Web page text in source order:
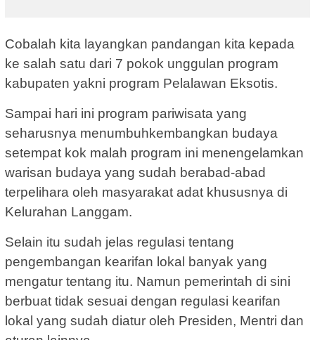
Cobalah kita layangkan pandangan kita kepada
ke salah satu dari 7 pokok unggulan program
kabupaten yakni program Pelalawan Eksotis.
Sampai hari ini program pariwisata yang
seharusnya menumbuhkembangkan budaya
setempat kok malah program ini menengelamkan
warisan budaya yang sudah berabad-abad
terpelihara oleh masyarakat adat khususnya di
Kelurahan Langgam.
Selain itu sudah jelas regulasi tentang
pengembangan kearifan lokal banyak yang
mengatur tentang itu. Namun pemerintah di sini
berbuat tidak sesuai dengan regulasi kearifan
lokal yang sudah diatur oleh Presiden, Mentri dan